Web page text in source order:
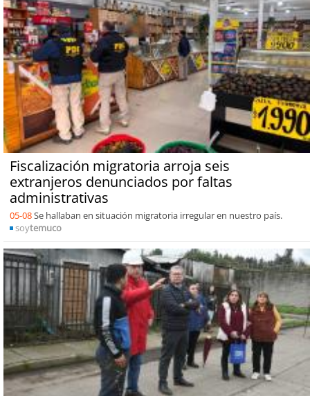
Fiscalización migratoria arroja seis
extranjeros denunciados por faltas
administrativas
05-08Se hallaban en situación migratoria irregular en nuestro país.
soytemuco